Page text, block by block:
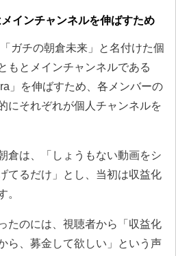
インチャンネルを伸ばすため
ガチの朝倉未来」と名付けた個
もとメインチャンネルである
」を伸ばすため、各メンバーの
にそれぞれが個人チャンネルを
倉は、「しょうもない動画をシ
てるだけ」とし、当初は収益化
。
たのには、視聴者から「収益化
ら、募金して欲しい」という声